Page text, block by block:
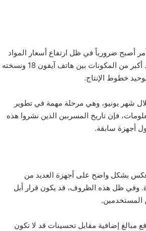
أصبح ضرورياً في ظل ارتفاع أسعار المواد
الخام والتقنيات الحديثة. وتشير التسريبات إلى أن أبل قد تعتمد على مشاركة عدد أكبر من المكونات بين هاتف آيفون 18 ونسخته
شهر يونيو، وهي مرحلة مهمة في تطوير
فإن تاريخ المسربين الذين نشروا هذه
أجهزة سابقة.
بشكل واضح على أجهزة العديد من
وفي ظل هذه الظروف، قد يكون قرار أبل
المستخدمين.
إضافية مقابل تحسينات قد لا تكون